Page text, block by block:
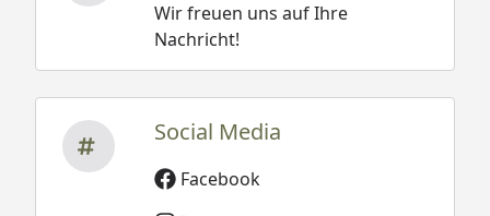
Wir freuen uns auf Ihre
Nachricht!
Social Media
Facebook